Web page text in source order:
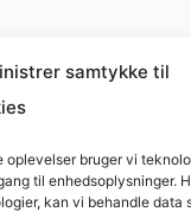
samtykke til
oplevelser bruger vi
til enhedsoplysninger.
kan vi behandle data
på
© 2026
af